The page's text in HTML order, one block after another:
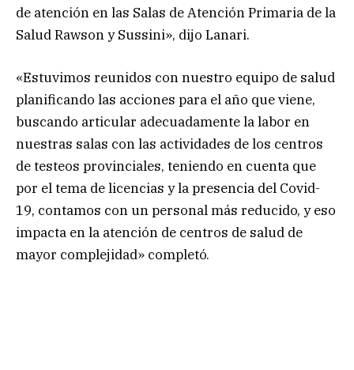
de atención en las Salas de Atención Primaria de la
Salud Rawson y Sussini», dijo Lanari.
«Estuvimos reunidos con nuestro equipo de salud
planificando las acciones para el año que viene,
buscando articular adecuadamente la labor en
nuestras salas con las actividades de los centros
de testeos provinciales, teniendo en cuenta que
por el tema de licencias y la presencia del Covid-
19, contamos con un personal más reducido, y eso
impacta en la atención de centros de salud de
mayor complejidad» completó.